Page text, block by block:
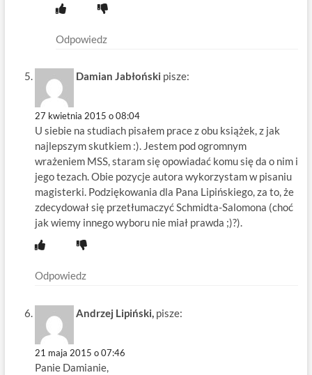
Odpowiedz
Damian Jabłoński pisze:
27 kwietnia 2015 o 08:04
U siebie na studiach pisałem prace z obu książek, z jak
najlepszym skutkiem :). Jestem pod ogromnym
wrażeniem MSS, staram się opowiadać komu się da o nim i
jego tezach. Obie pozycje autora wykorzystam w pisaniu
magisterki. Podziękowania dla Pana Lipińskiego, za to, że
zdecydował się przetłumaczyć Schmidta-Salomona (choć
jak wiemy innego wyboru nie miał prawda ;)?).
Odpowiedz
Andrzej Lipiński, pisze:
21 maja 2015 o 07:46
Panie Damianie,